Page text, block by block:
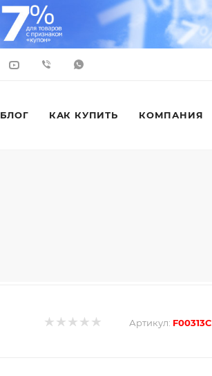
БЛОГ КАК КУПИТЬ КОМПАНИЯ
Артикул: F00313C